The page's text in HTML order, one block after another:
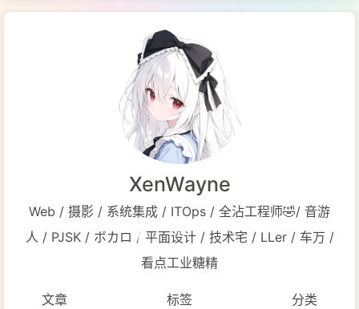
XenWayne
Web / 摄影 / 系统集成 / ITOps / 全沾工程师🤣/ 音游
人 / PJSK / ボカロ / 平面设计 / 技术宅 / LLer / 车万 /
看点工业糖精
文章 标签 分类